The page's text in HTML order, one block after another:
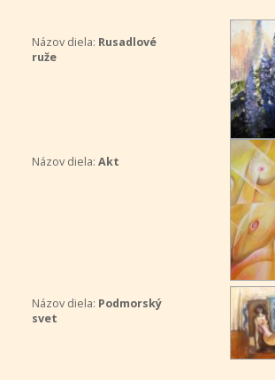
Názov diela: Rusadlové
ruže
Názov diela: Akt
Názov diela: Podmorský
svet